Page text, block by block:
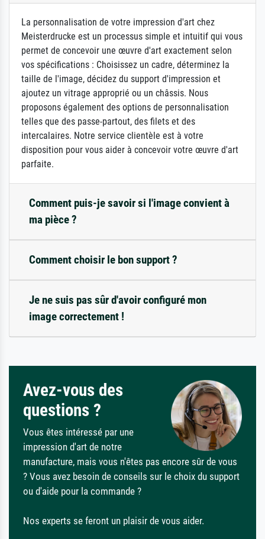
La personnalisation de votre impression d'art chez
Meisterdrucke est un processus simple et intuitif qui vous
permet de concevoir une œuvre d'art exactement selon
vos spécifications : Choisissez un cadre, déterminez la
taille de l'image, décidez du support d'impression et
ajoutez un vitrage approprié ou un châssis. Nous
proposons également des options de personnalisation
telles que des passe-partout, des filets et des
intercalaires. Notre service clientèle est à votre
disposition pour vous aider à concevoir votre œuvre d'art
parfaite.
Comment puis-je savoir si l'image convient à
ma pièce ?
Comment choisir le bon support ?
Je ne suis pas sûr d'avoir configuré mon
image correctement !
Avez-vous des
questions ?
Vous êtes intéressé par une
impression d'art de notre
manufacture, mais vous n'êtes pas encore sûr de vous
? Vous avez besoin de conseils sur le choix du support
ou d'aide pour la commande ?
Nos experts se feront un plaisir de vous aider.